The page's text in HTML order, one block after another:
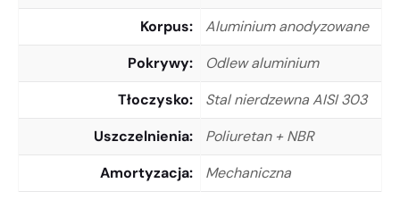
Korpus
Aluminium anodyzowane
Pokrywy
Odlew aluminium
Tłoczysko
Stal nierdzewna AISI 303
Uszczelnienia
Poliuretan + NBR
Amortyzacja
Mechaniczna